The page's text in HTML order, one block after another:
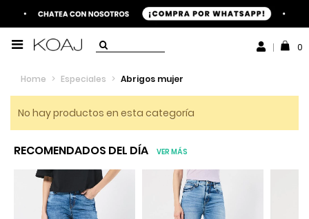
0
Home > Especiales > Abrigos mujer
No hay productos en esta categoría
RECOMENDADOS DEL DÍA VER MÁS